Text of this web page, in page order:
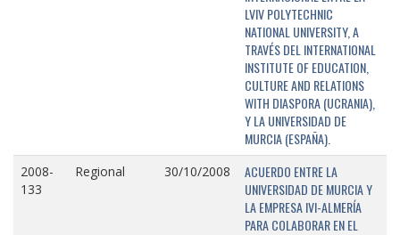
LVIV POLYTECHNIC
NATIONAL UNIVERSITY, A
TRAVÉS DEL INTERNATIONAL
INSTITUTE OF EDUCATION,
CULTURE AND RELATIONS
WITH DIASPORA (UCRANIA),
Y LA UNIVERSIDAD DE
MURCIA (ESPAÑA).
2008-
133
Regional 30/10/2008
ACUERDO ENTRE LA
UNIVERSIDAD DE MURCIA Y
LA EMPRESA IVI-ALMERÍA
PARA COLABORAR EN EL